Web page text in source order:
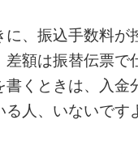
、振込手数料が
額は振替伝票で
くときは、入金
人、いないです